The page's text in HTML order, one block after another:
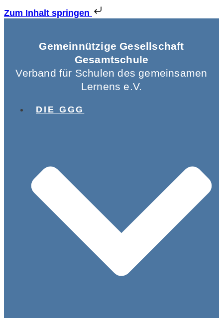
Zum Inhalt springen
Gemeinnützige Gesellschaft
Gesamtschule
Verband für Schulen des gemeinsamen
Lernens e.V.
DIE GGG